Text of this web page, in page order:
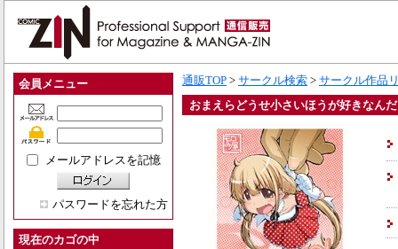
会員メニュー
メールアドレスを記憶
パスワードを忘れた方
現在のカゴの中
通販TOP > サークル検索 > サークル作品
おまえらどうせ小さいほうが好きなん